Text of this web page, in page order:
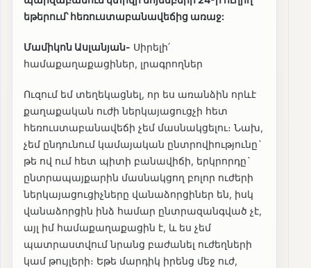
եթերում՝ հեռուստաբանավեճից առաջ:
Մամիկոն Ասլանյան- Սիրելի՛
համաքաղաքացիներ, լրագրողներ
Ուզում եմ տեղեկացնել, որ ես առանձին որևէ
քաղաքական ուժի ներկայացուցչի հետ
հեռուստաբանավեճի չեմ մասնակցելու։ Նախ,
չեմ ընդունում կամայական ընտրովիությունը`
թե ով ում հետ պիտի բանավիճի, երկրորդը`
ընտրապայքարին մասնակցող բոլոր ուժերի
ներկայացուցիչները վանաձորցիներ են, իսկ
վանաձորցին ինձ համար ընտրազանգված չէ,
այլ իմ համաքաղաքացին է, և ես չեմ
պատրաստվում նրանց բաժանել ուժեղների
կամ թույլերի։ Եթե մարդիկ իրենց մեջ ուժ,